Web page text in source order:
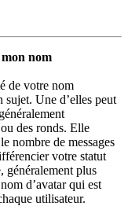
mon nom
de votre nom
sujet. Une d’elles peut
des ronds. Elle
nombre de messages
votre statut
généralement plus
d’avatar qui est
utilisateur.